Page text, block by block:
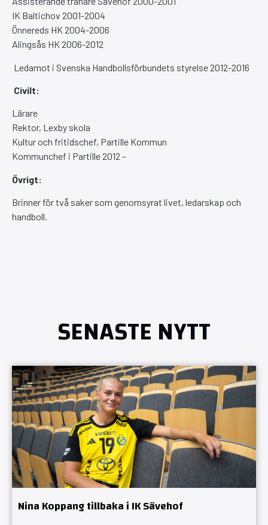
IK Baltichov 2001-2004
Önnereds HK 2004-2006
Alingsås HK 2006-2012
Ledamot i Svenska Handbollsförbundets styrelse 2012-2016
Civilt:
Lärare
Rektor, Lexby skola
Kultur och fritidschef, Partille Kommun
Kommunchef i Partille 2012 –
Övrigt:
Brinner för två saker som genomsyrat livet, ledarskap och
handboll.
SENASTE NYTT
Nina Koppang tillbaka i IK Sävehof